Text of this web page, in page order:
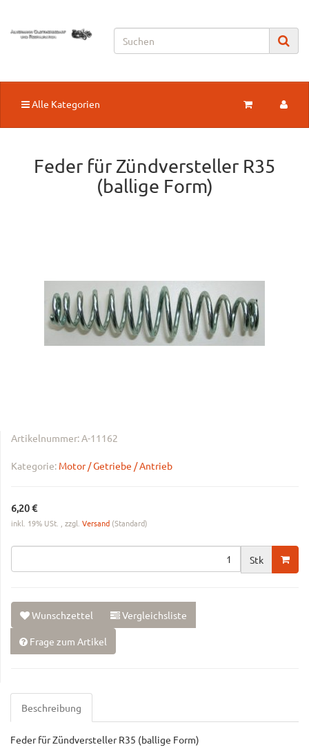
Alle Kategorien
Feder für Zündversteller R35
(ballige Form)
Artikelnummer:A-11162
Kategorie: Motor / Getriebe / Antrieb
6,20 €
inkl. 19% USt. , zzgl. Versand (Standard)
Stk
Wunschzettel Vergleichsliste
Frage zum Artikel
Beschreibung
Feder für Zündversteller R35 (ballige Form)